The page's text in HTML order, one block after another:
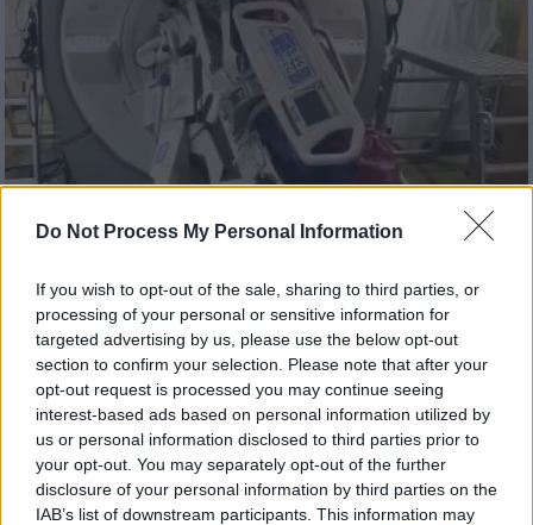
Do Not Process My Personal Information
If you wish to opt-out of the sale, sharing to third parties, or
processing of your personal or sensitive information for
targeted advertising by us, please use the below opt-out
section to confirm your selection. Please note that after your
opt-out request is processed you may continue seeing
interest-based ads based on personal information utilized by
us or personal information disclosed to third parties prior to
your opt-out. You may separately opt-out of the further
disclosure of your personal information by third parties on the
IAB’s list of downstream participants. This information may
Κόσμος|30.10.2023 19:30
Κατάπιε νοσοκόμα και ρούφηξε κρεβάτι
ασθενή - Φρικτό ατύχημα με μαγνητικό
τομογράφο στις ΗΠΑ
Η νοσηλεύτρια επέζησε, ωστόσο δύο βίδες
καρφώθηκαν πάνω στο σώμα της και υπέστη
συντριπτικά κατάγματα, με αποτέλεσμα να
χρειαστεί χειρουργείο και μήνες για να
αναρρώσει